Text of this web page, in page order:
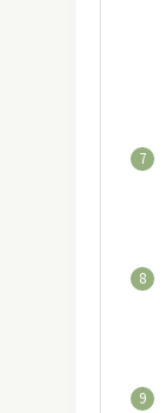
7
8
9